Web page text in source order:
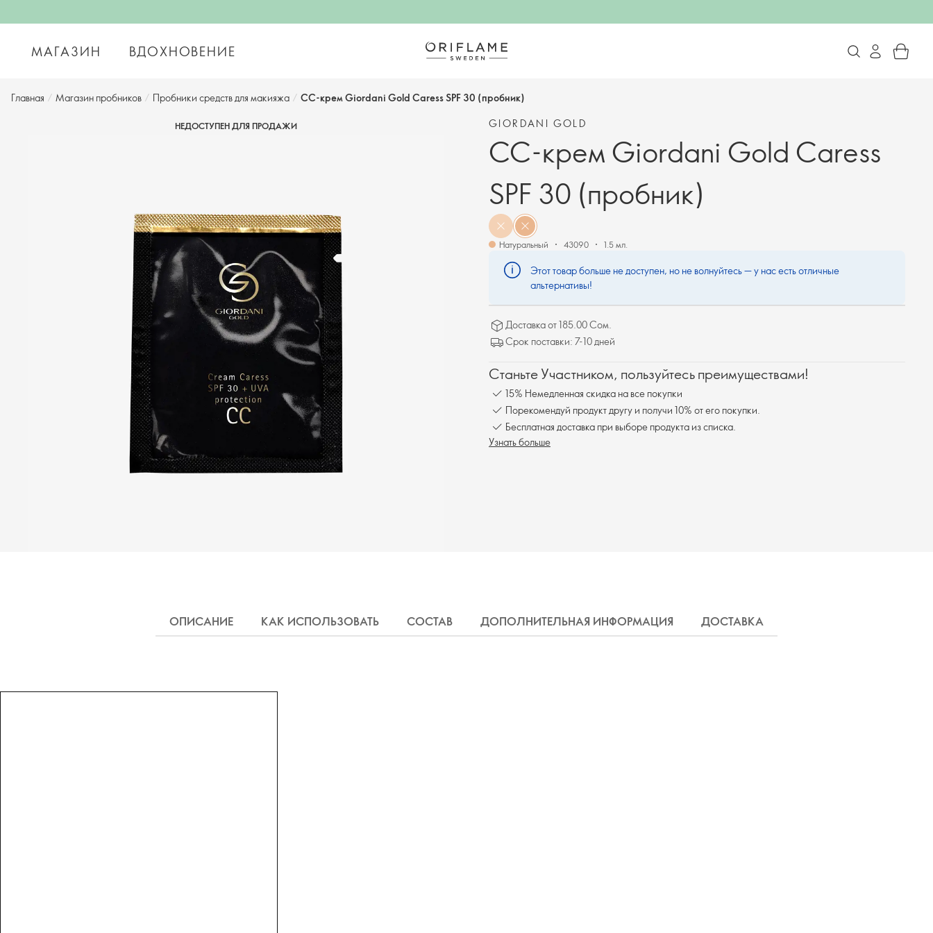
МАГАЗИН ВДОХНОВЕНИЕ
Главная / Магазин пробников / Пробники средств для макияжа / СС-крем Giordani Gold Caress SPF 30 (пробник)
НЕДОСТУПЕН ДЛЯ ПРОДАЖИ GIORDANI GOLD
СС-крем Giordani Gold Caress
SPF 30 (пробник)
Натуральный 43090 1.5 мл.
Этот товар больше не доступен, но не волнуйтесь — у нас есть отличные
альтернативы!
Доставка от 185.00 Сом.
Срок поставки: 7-10 дней
Станьте Участником, пользуйтесь преимуществами!
15% Немедленная скидка на все покупки
Порекомендуй продукт другу и получи 10% от его покупки.
Бесплатная доставка при выборе продукта из списка.
Узнать больше
ОПИСАНИЕ КАК ИСПОЛЬЗОВАТЬ СОСТАВ ДОПОЛНИТЕЛЬНАЯ ИНФОРМАЦИЯ ДОСТАВКА